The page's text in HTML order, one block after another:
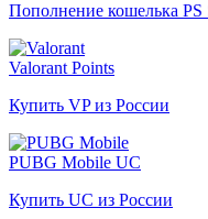
Пополнение кошелька PS
Valorant Points
Купить VP из России
PUBG Mobile UC
Купить UC из России